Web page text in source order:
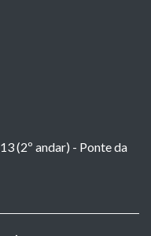
(2º andar) - Ponte da